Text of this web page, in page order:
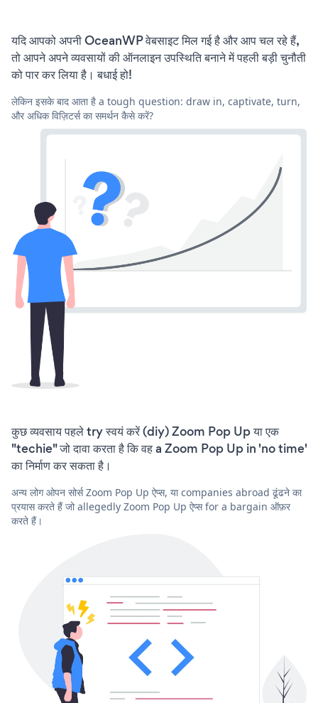
यदि आपको अपनी OceanWP वेबसाइट मिल गई है और आप चल रहे हैं,
तो आपने अपने व्यवसायों की ऑनलाइन उपस्थिति बनाने में पहली बड़ी चुनौती
को पार कर लिया है। बधाई हो!
लेकिन इसके बाद आता है a tough question: draw in, captivate, turn,
और अधिक विज़िटर्स का समर्थन कैसे करें?
कुछ व्यवसाय पहले try स्वयं करें (diy) Zoom Pop Up या एक
"techie" जो दावा करता है कि वह a Zoom Pop Up in 'no time'
का निर्माण कर सकता है।
अन्य लोग ओपन सोर्स Zoom Pop Up ऐप्स, या companies abroad ढूंढने का
प्रयास करते हैं जो allegedly Zoom Pop Up ऐप्स for a bargain ऑफ़र
करते हैं।